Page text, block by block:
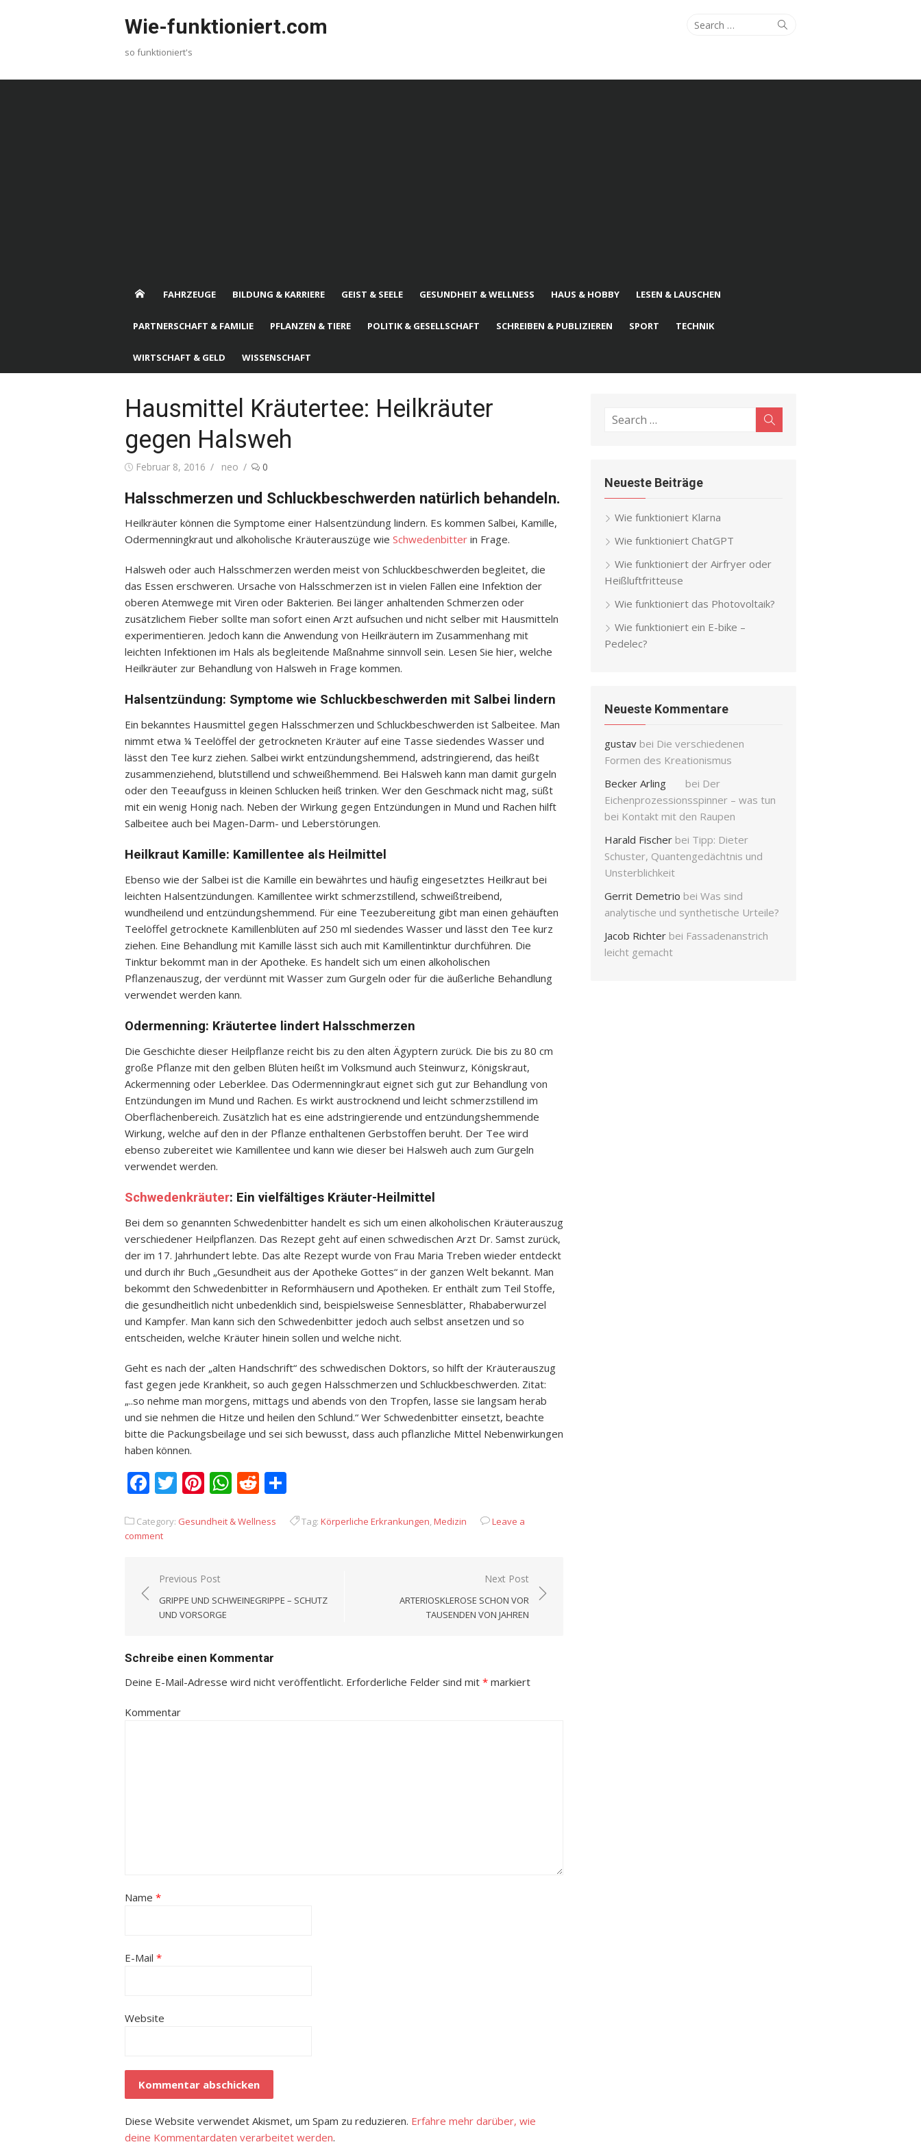
Wie-funktioniert.com
so funktioniert's
Search
Search
FAHRZEUGE BILDUNG & KARRIERE GEIST & SEELE GESUNDHEIT & WELLNESS HAUS & HOBBY LESEN & LAUSCHEN
PARTNERSCHAFT & FAMILIE PFLANZEN & TIERE POLITIK & GESELLSCHAFT SCHREIBEN & PUBLIZIEREN SPORT TECHNIK
WIRTSCHAFT & GELD WISSENSCHAFT
Hausmittel Kräutertee: Heilkräuter
gegen Halsweh
Posted
Februar 8, 2016 Author
neo 0
Halsschmerzen und Schluckbeschwerden natürlich behandeln.
Heilkräuter können die Symptome einer Halsentzündung lindern. Es kommen Salbei, Kamille,
Odermenningkraut und alkoholische Kräuterauszüge wie Schwedenbitter in Frage.
Halsweh oder auch Halsschmerzen werden meist von Schluckbeschwerden begleitet, die
das Essen erschweren. Ursache von Halsschmerzen ist in vielen Fällen eine Infektion der
oberen Atemwege mit Viren oder Bakterien. Bei länger anhaltenden Schmerzen oder
zusätzlichem Fieber sollte man sofort einen Arzt aufsuchen und nicht selber mit Hausmitteln
experimentieren. Jedoch kann die Anwendung von Heilkräutern im Zusammenhang mit
leichten Infektionen im Hals als begleitende Maßnahme sinnvoll sein. Lesen Sie hier, welche
Heilkräuter zur Behandlung von Halsweh in Frage kommen.
Halsentzündung: Symptome wie Schluckbeschwerden mit Salbei lindern
Ein bekanntes Hausmittel gegen Halsschmerzen und Schluckbeschwerden ist Salbeitee. Man
nimmt etwa ¼ Teelöffel der getrockneten Kräuter auf eine Tasse siedendes Wasser und
lässt den Tee kurz ziehen. Salbei wirkt entzündungshemmend, adstringierend, das heißt
zusammenziehend, blutstillend und schweißhemmend. Bei Halsweh kann man damit gurgeln
oder den Teeaufguss in kleinen Schlucken heiß trinken. Wer den Geschmack nicht mag, süßt
mit ein wenig Honig nach. Neben der Wirkung gegen Entzündungen in Mund und Rachen hilft
Salbeitee auch bei Magen-Darm- und Leberstörungen.
Heilkraut Kamille: Kamillentee als Heilmittel
Ebenso wie der Salbei ist die Kamille ein bewährtes und häufig eingesetztes Heilkraut bei
leichten Halsentzündungen. Kamillentee wirkt schmerzstillend, schweißtreibend,
wundheilend und entzündungshemmend. Für eine Teezubereitung gibt man einen gehäuften
Teelöffel getrocknete Kamillenblüten auf 250 ml siedendes Wasser und lässt den Tee kurz
ziehen. Eine Behandlung mit Kamille lässt sich auch mit Kamillentinktur durchführen. Die
Tinktur bekommt man in der Apotheke. Es handelt sich um einen alkoholischen
Pflanzenauszug, der verdünnt mit Wasser zum Gurgeln oder für die äußerliche Behandlung
verwendet werden kann.
Odermenning: Kräutertee lindert Halsschmerzen
Die Geschichte dieser Heilpflanze reicht bis zu den alten Ägyptern zurück. Die bis zu 80 cm
große Pflanze mit den gelben Blüten heißt im Volksmund auch Steinwurz, Königskraut,
Ackermenning oder Leberklee. Das Odermenningkraut eignet sich gut zur Behandlung von
Entzündungen im Mund und Rachen. Es wirkt austrocknend und leicht schmerzstillend im
Oberflächenbereich. Zusätzlich hat es eine adstringierende und entzündungshemmende
Wirkung, welche auf den in der Pflanze enthaltenen Gerbstoffen beruht. Der Tee wird
ebenso zubereitet wie Kamillentee und kann wie dieser bei Halsweh auch zum Gurgeln
verwendet werden.
Schwedenkräuter: Ein vielfältiges Kräuter-Heilmittel
Bei dem so genannten Schwedenbitter handelt es sich um einen alkoholischen Kräuterauszug
verschiedener Heilpflanzen. Das Rezept geht auf einen schwedischen Arzt Dr. Samst zurück,
der im 17. Jahrhundert lebte. Das alte Rezept wurde von Frau Maria Treben wieder entdeckt
und durch ihr Buch „Gesundheit aus der Apotheke Gottes“ in der ganzen Welt bekannt. Man
bekommt den Schwedenbitter in Reformhäusern und Apotheken. Er enthält zum Teil Stoffe,
die gesundheitlich nicht unbedenklich sind, beispielsweise Sennesblätter, Rhababerwurzel
und Kampfer. Man kann sich den Schwedenbitter jedoch auch selbst ansetzen und so
entscheiden, welche Kräuter hinein sollen und welche nicht.
Geht es nach der „alten Handschrift“ des schwedischen Doktors, so hilft der Kräuterauszug
fast gegen jede Krankheit, so auch gegen Halsschmerzen und Schluckbeschwerden. Zitat:
„..so nehme man morgens, mittags und abends von den Tropfen, lasse sie langsam herab
und sie nehmen die Hitze und heilen den Schlund.“ Wer Schwedenbitter einsetzt, beachte
bitte die Packungsbeilage und sei sich bewusst, dass auch pflanzliche Mittel Nebenwirkungen
haben können.
Facebook
Twitter
Pinterest
WhatsApp
Reddit
Category: Gesundheit & Wellness Tag: Körperliche Erkrankungen,Medizin
Leave a
comment
Beitrags-
Navigation
Previous Post
GRIPPE UND SCHWEINEGRIPPE – SCHUTZ
UND VORSORGE
Next Post
ARTERIOSKLEROSE SCHON VOR
TAUSENDEN VON JAHREN
Schreibe einen Kommentar
Deine E-Mail-Adresse wird nicht veröffentlicht. Erforderliche Felder sind mit * markiert
Kommentar
Name *
E-Mail *
Website
Diese Website verwendet Akismet, um Spam zu reduzieren. Erfahre mehr darüber, wie
deine Kommentardaten verarbeitet werden.
Search
Neueste Beiträge
Wie funktioniert Klarna
Wie funktioniert ChatGPT
Wie funktioniert der Airfryer oder
Heißluftfritteuse
Wie funktioniert das Photovoltaik?
Wie funktioniert ein E-bike –
Pedelec?
Neueste Kommentare
gustav bei Die verschiedenen
Formen des Kreationismus
Becker Arling
bei Der
Eichenprozessionsspinner – was tun
bei Kontakt mit den Raupen
Harald Fischer bei Tipp: Dieter
Schuster, Quantengedächtnis und
Unsterblichkeit
Gerrit Demetrio bei Was sind
analytische und synthetische Urteile?
Jacob Richter bei Fassadenanstrich
leicht gemacht